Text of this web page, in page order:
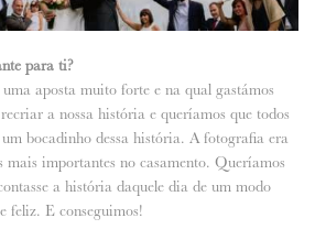
para ti?
aposta muito forte e na qual gastámos
a nossa história e queríamos que todos
bocadinho dessa história. A fotografia era
mais importantes no casamento. Queríamos
a história daquele dia de um modo
feliz. E conseguimos!